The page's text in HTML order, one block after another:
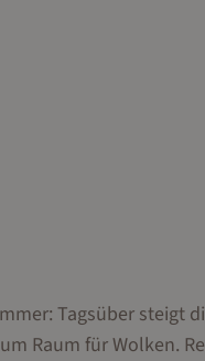
Tagsüber steigt
Raum für Wolken.